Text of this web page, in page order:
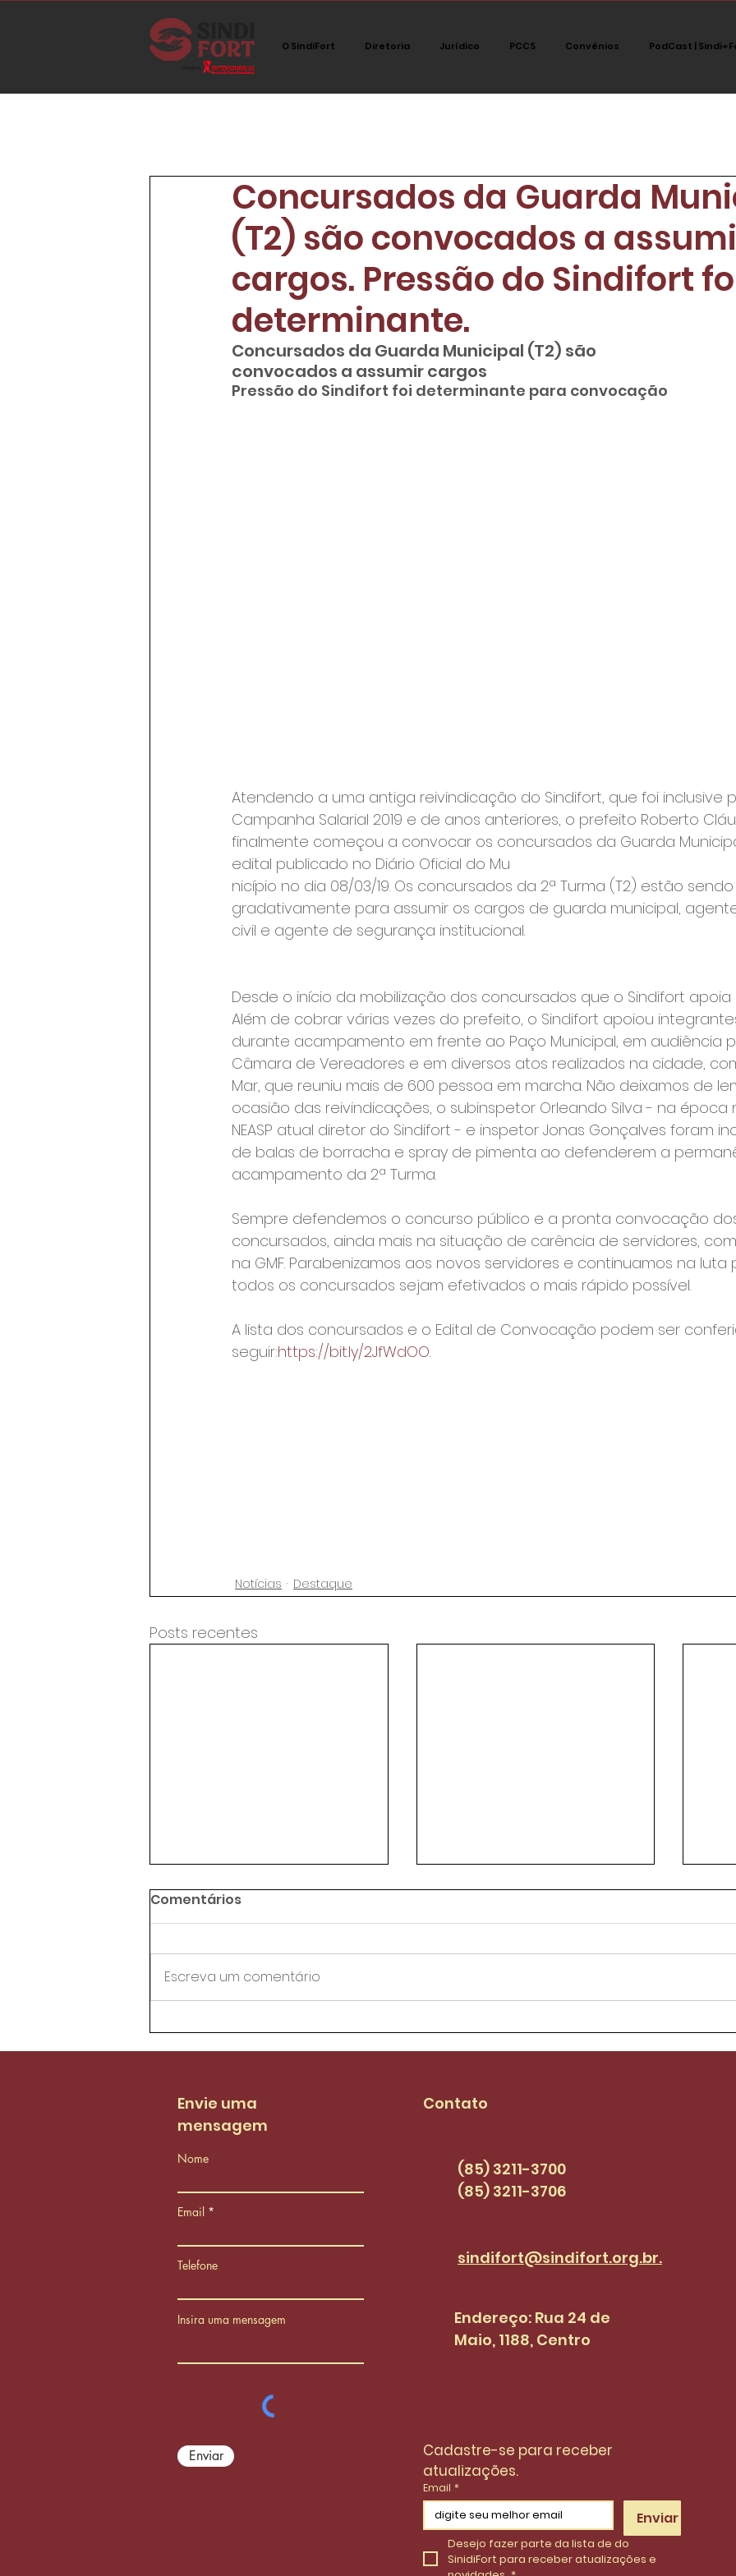
O SindiFort Diretoria Jurídico PCCS Convênios PodCast |
Imprensa Tecnologia PodCast Sindi+fort
Concursados da Guarda
(T2) são convocados a
cargos. Pressão do Sindifort
determinante.
Concursados da Guarda Municipal (T2) são
convocados a assumir cargos
Pressão do Sindifort foi determinante para convocação
Atendendo a uma antiga reivindicação do Sindifort, que foi inclusive
Campanha Salarial 2019 e de anos anteriores, o prefeito Roberto
finalmente começou a convocar os concursados da Guarda
edital publicado no Diário Oficial do Mu
nicípio no dia 08/03/19. Os concursados da 2ª Turma (T2) estão
gradativamente para assumir os cargos de guarda municipal,
civil e agente de segurança institucional.
Desde o início da mobilização dos concursados que o Sindifort apoia
Além de cobrar várias vezes do prefeito, o Sindifort apoiou
durante acampamento em frente ao Paço Municipal, em audiência
Câmara de Vereadores e em diversos atos realizados na cidade,
Mar, que reuniu mais de 600 pessoa em marcha. Não deixamos de
ocasião das reivindicações, o subinspetor Orleando Silva - na época
NEASP atual diretor do Sindifort - e inspetor Jonas Gonçalves foram
de balas de borracha e spray de pimenta ao defenderem a
acampamento da 2ª Turma.
Sempre defendemos o concurso público e a pronta convocação
concursados, ainda mais na situação de carência de servidores,
na GMF. Parabenizamos aos novos servidores e continuamos na luta
todos os concursados sejam efetivados o mais rápido possível.
A lista dos concursados e o Edital de Convocação podem ser
seguir:https://bit.ly/2JfWdOO.
Notícias Destaque
Posts recentes
Agentes de trânsito da
AMC aprovam proposta
PCCS
Aílton Lopes assume
mandato e se
pautas dos
Comentários
Escreva um comentário
Envie uma
mensagem
Nome
Email
Telefone
Insira uma mensagem
Enviar
Contato
(85) 3211-3700
(85) 3211-3706
sindifort@sindifort.org.br.
Endereço: Rua 24 de
Maio, 1188, Centro
Cadastre-se para receber
atualizações.
Email *
Enviar
Desejo fazer parte da lista de do
SinidiFort para receber atualizações e